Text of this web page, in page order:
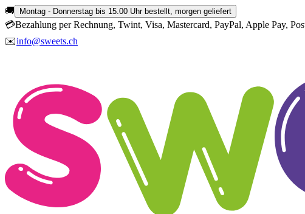
🚚 Montag - Donnerstag bis 15.00 Uhr bestellt, morgen geliefert
💳Bezahlung per Rechnung, Twint, Visa, Mastercard, PayPal, Apple Pay,
✉️info@sweets.ch